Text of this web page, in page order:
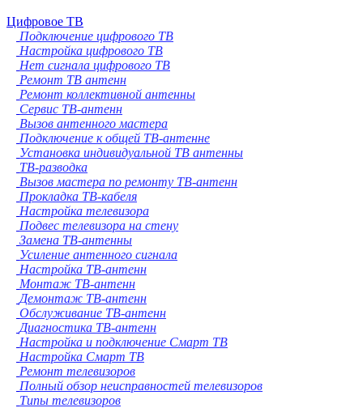
Цифровое ТВ
Подключение цифрового ТВ
Настройка цифрового ТВ
Нет сигнала цифрового ТВ
Ремонт ТВ антенн
Ремонт коллективной антенны
Сервис ТВ-антенн
Вызов антенного мастера
Подключение к общей ТВ-антенне
Установка индивидуальной ТВ антенны
ТВ-разводка
Вызов мастера по ремонту ТВ-антенн
Прокладка ТВ-кабеля
Настройка телевизора
Подвес телевизора на стену
Замена ТВ-антенны
Усиление антенного сигнала
Настройка ТВ-антенн
Монтаж ТВ-антенн
Демонтаж ТВ-антенн
Обслуживание ТВ-антенн
Диагностика ТВ-антенн
Настройка и подключение Смарт ТВ
Настройка Смарт ТВ
Ремонт телевизоров
Полный обзор неисправностей телевизоров
Типы телевизоров